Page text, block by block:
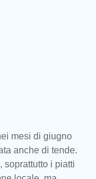
mesi di giugno
anche di tende.
soprattutto i piatti